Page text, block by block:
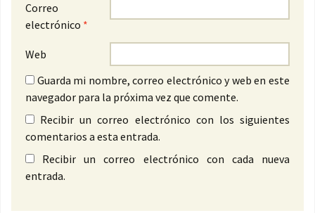
Correo
electrónico *
Web
Guarda mi nombre, correo electrónico y web en este
navegador para la próxima vez que comente.
Recibir un correo electrónico con los siguientes
comentarios a esta entrada.
Recibir un correo electrónico con cada nueva
entrada.